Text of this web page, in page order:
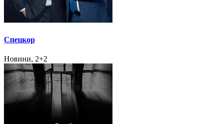
Спецкор
Новини, 2+2